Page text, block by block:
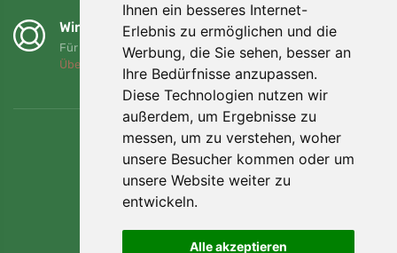
Ihnen ein besseres Internet-
Erlebnis zu ermöglichen und die
Werbung, die Sie sehen, besser an
Ihre Bedürfnisse anzupassen.
Diese Technologien nutzen wir
außerdem, um Ergebnisse zu
messen, um zu verstehen, woher
unsere Besucher kommen oder um
unsere Website weiter zu
entwickeln.
Alle akzeptieren
Wir unterstützen Trees.org
Für jede Bestellung pflanzen wir einen Baum! Mehr lesen
Über uns